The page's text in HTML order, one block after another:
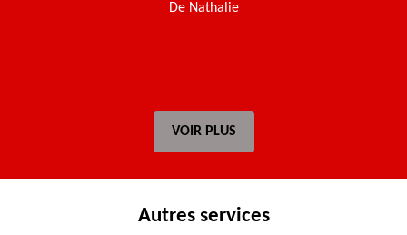
De Nathalie
VOIR PLUS
Autres services